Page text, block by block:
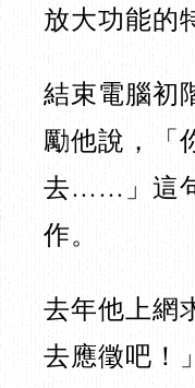
放大功能的
結束電腦初
勵他說，「
去……」這
作。
去年他上網
去應徵吧！